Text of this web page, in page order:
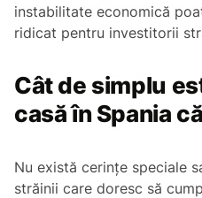
instabilitate economică
ridicat pentru investitorii
Cât de simplu
casă în Spania
Nu există cerințe speciale
străinii care doresc să